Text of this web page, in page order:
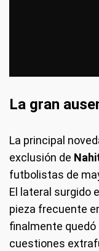
La gran
La principal
exclusión de
futbolistas de
El lateral surgido
pieza frecuente
finalmente
cuestiones